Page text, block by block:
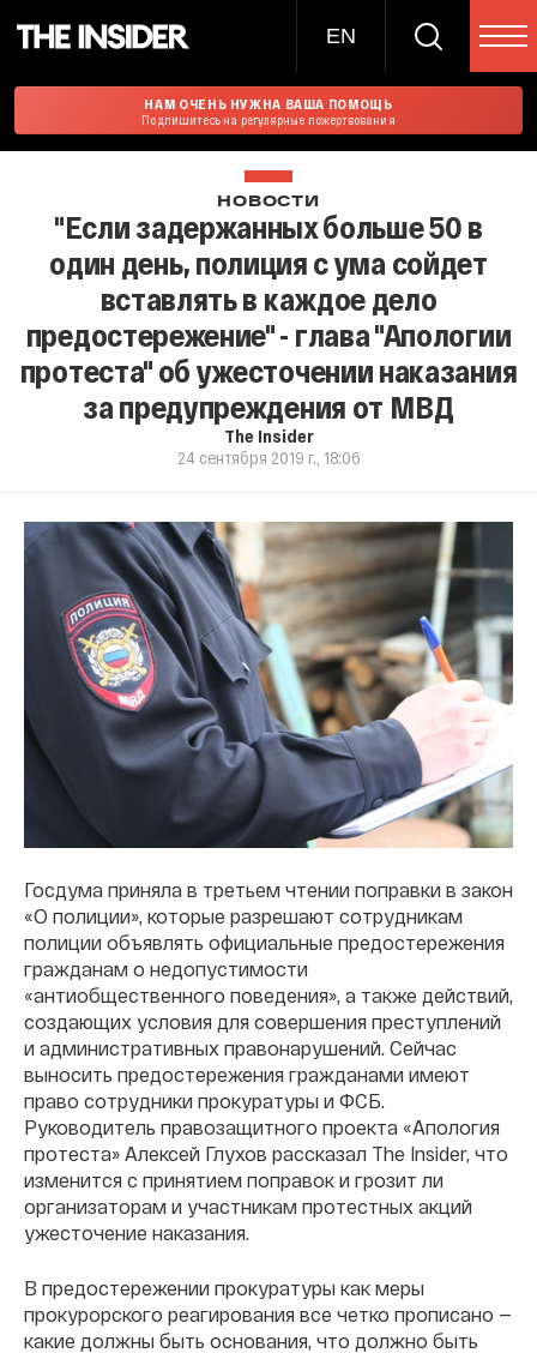
EN
НАМ ОЧЕНЬ НУЖНА ВАША ПОМОЩЬ
Подпишитесь на регулярные пожертвования
НОВОСТИ
"Если задержанных больше 50 в
один день, полиция с ума сойдет
вставлять в каждое дело
предостережение" - глава "Апологии
протеста" об ужесточении наказания
за предупреждения от МВД
The Insider
24 сентября 2019 г., 18:06
Госдума приняла в третьем чтении поправки в закон
«О полиции», которые разрешают сотрудникам
полиции объявлять официальные предостережения
гражданам о недопустимости
«антиобщественного поведения», а также действий,
создающих условия для совершения преступлений
и административных правонарушений. Сейчас
выносить предостережения гражданами имеют
право сотрудники прокуратуры и ФСБ.
Руководитель правозащитного проекта «Апология
протеста» Алексей Глухов рассказал The Insider, что
изменится с принятием поправок и грозит ли
организаторам и участникам протестных акций
ужесточение наказания.
В предостережении прокуратуры как меры
прокурорского реагирования все четко прописано —
какие должны быть основания, что должно быть